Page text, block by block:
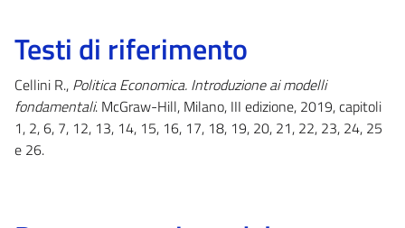
Testi di riferimento
Cellini R., Politica Economica. Introduzione ai modelli
fondamentali. McGraw-Hill, Milano, III edizione, 2019, capitoli
1, 2, 6, 7, 12, 13, 14, 15, 16, 17, 18, 19, 20, 21, 22, 23, 24, 25
e 26.